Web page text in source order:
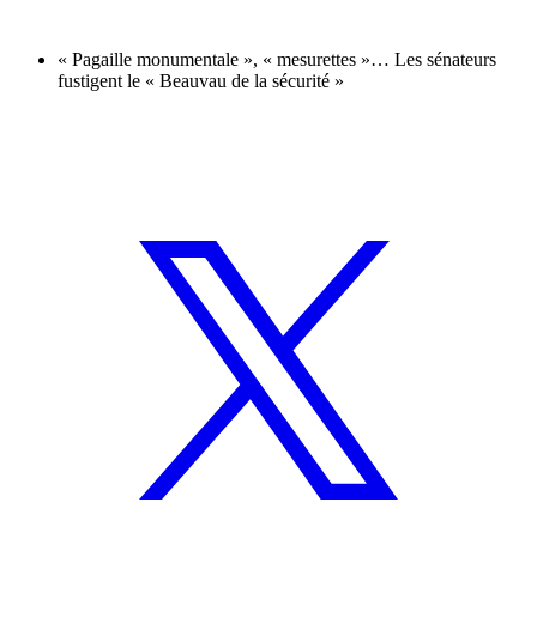
« Pagaille monumentale », « mesurettes »… Les sénateurs
fustigent le « Beauvau de la sécurité »